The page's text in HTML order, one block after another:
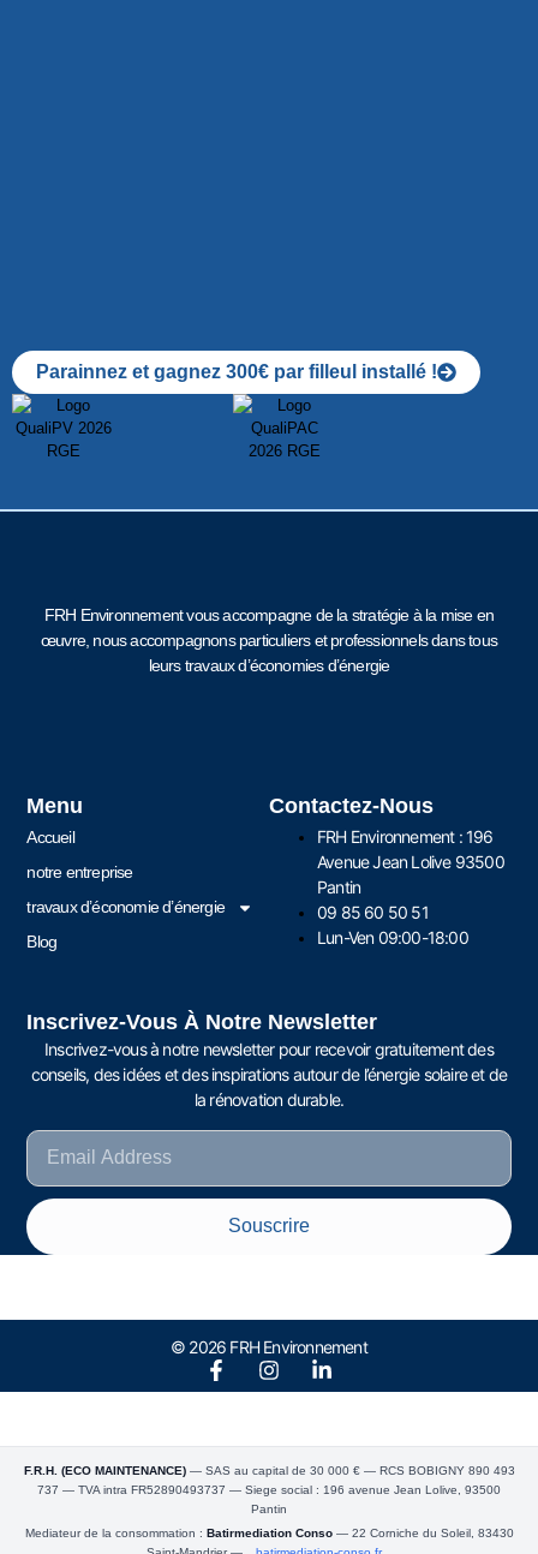
Parainnez et gagnez 300€ par filleul installé !
FRH Environnement vous accompagne de la stratégie à la mise en
œuvre, nous accompagnons particuliers et professionnels dans tous
leurs travaux d’économies d’énergie
Menu
Accueil
notre entreprise
travaux d’économie d’énergie
Blog
Contactez-Nous
FRH Environnement : 196
Avenue Jean Lolive 93500
Pantin
09 85 60 50 51
Lun-Ven 09:00-18:00
Inscrivez-Vous À Notre Newsletter
Inscrivez-vous à notre newsletter pour recevoir gratuitement des
conseils, des idées et des inspirations autour de l’énergie solaire et de
la rénovation durable.
Souscrire
© 2026 FRH Environnement
F.R.H. (ECO MAINTENANCE)— SAS au capital de 30 000 € — RCS BOBIGNY 890 493
737 — TVA intra FR52890493737 — Siege social : 196 avenue Jean Lolive, 93500
Pantin
Mediateur de la consommation : Batirmediation Conso— 22 Corniche du Soleil, 83430